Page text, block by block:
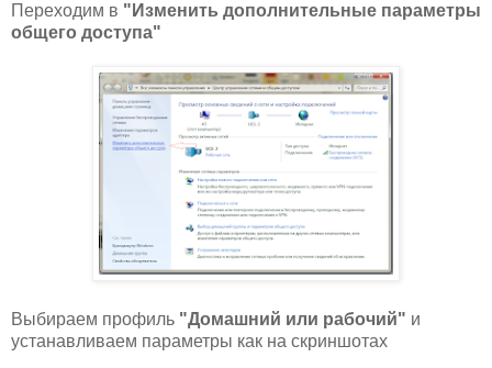
Переходим в "Изменить дополнительные параметры
общего доступа"
Выбираем профиль "Домашний или рабочий" и
устанавливаем параметры как на скриншотах